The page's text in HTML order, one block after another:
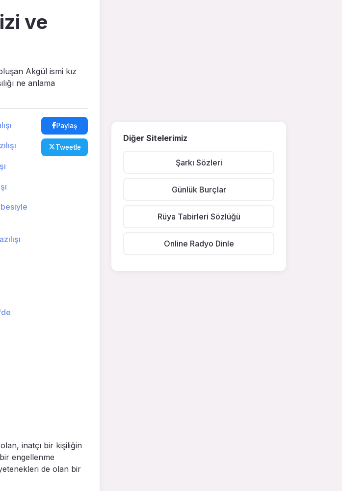
ve
Akgül ismi kız
ne anlama
Paylaş
Tweetle
inatçı bir kişiliğin
engellenme
de olan bir
Diğer Sitelerimiz
Şarkı Sözleri
Günlük Burçlar
Rüya Tabirleri Sözlüğü
Online Radyo Dinle